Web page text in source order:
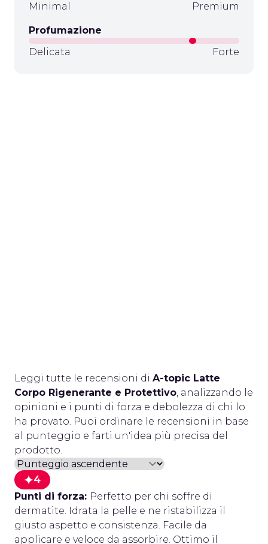
Minimal
Premium
Profumazione
Delicata
Forte
Leggi tutte le recensioni di A-topic Latte
Corpo Rigenerante e Protettivo, analizzando le
opinioni e i punti di forza e debolezza di chi lo
ha provato. Puoi ordinare le recensioni in base
al punteggio e farti un'idea più precisa del
prodotto.
4
Punti di forza: Perfetto per chi soffre di
dermatite. Idrata la pelle e ne ristabilizza il
giusto aspetto e consistenza. Facile da
applicare e veloce da assorbire. Ottimo il